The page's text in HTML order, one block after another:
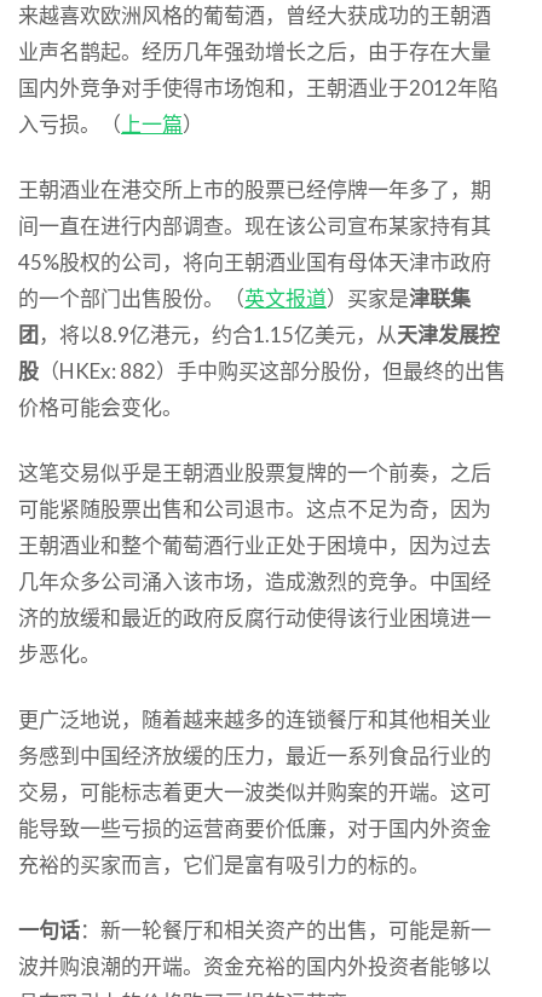
来越喜欢欧洲风格的葡萄酒，曾经大获成功的王朝酒
业声名鹊起。经历几年强劲增长之后，由于存在大量
国内外竞争对手使得市场饱和，王朝酒业于2012年陷
入亏损。（ 上一篇）
王朝酒业在港交所上市的股票已经停牌一年多了，期
间一直在进行内部调查。现在该公司宣布某家持有其
45%股权的公司，将向王朝酒业国有母体天津市政府
的一个部门出售股份。（英文报道）买家是津联集
团 ，将以8.9亿港元，约合1.15亿美元，从天津发展控
股 （HKEx: 882）手中购买这部分股份，但最终的出售
价格可能会变化。
这笔交易似乎是王朝酒业股票复牌的一个前奏，之后
可能紧随股票出售和公司退市。这点不足为奇，因为
王朝酒业和整个葡萄酒行业正处于困境中，因为过去
几年众多公司涌入该市场，造成激烈的竞争。中国经
济的放缓和最近的政府反腐行动使得该行业困境进一
步恶化。
更广泛地说，随着越来越多的连锁餐厅和其他相关业
务感到中国经济放缓的压力，最近一系列食品行业的
交易，可能标志着更大一波类似并购案的开端。这可
能导致一些亏损的运营商要价低廉，对于国内外资金
充裕的买家而言，它们是富有吸引力的标的。
一句话：新一轮餐厅和相关资产的出售，可能是新一
波并购浪潮的开端。资金充裕的国内外投资者能够以